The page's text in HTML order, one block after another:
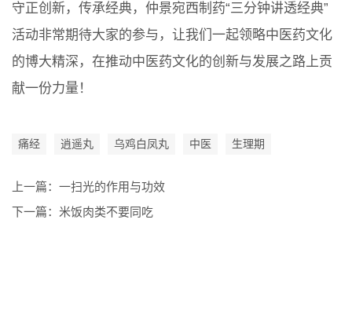
守正创新，传承经典，仲景宛西制药“三分钟讲透经典”
活动非常期待大家的参与，让我们一起领略中医药文化
的博大精深，在推动中医药文化的创新与发展之路上贡
献一份力量！
痛经 逍遥丸 乌鸡白凤丸 中医 生理期
上一篇： 一扫光的作用与功效
下一篇： 米饭肉类不要同吃